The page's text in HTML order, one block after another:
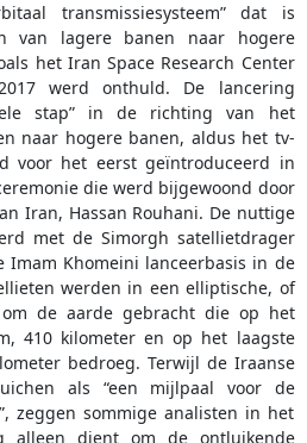
transmissiesysteem” dat is
van lagere banen naar hogere
het Iran Space Research Center
werd onthuld. De lancering
stap” in de richting van het
naar hogere banen, aldus het tv-
voor het eerst geïntroduceerd in
die werd bijgewoond door
Iran, Hassan Rouhani. De nuttige
met de Simorgh satellietdrager
Imam Khomeini lanceerbasis in de
werden in een elliptische, of
de aarde gebracht die op het
410 kilometer en op het laagste
bedroeg. Terwijl de Iraanse
als “een mijlpaal voor de
zeggen sommige analisten in het
alleen dient om de ontluikende